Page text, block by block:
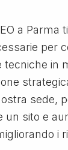
a Parma
per
in
sede,
un sito e
i